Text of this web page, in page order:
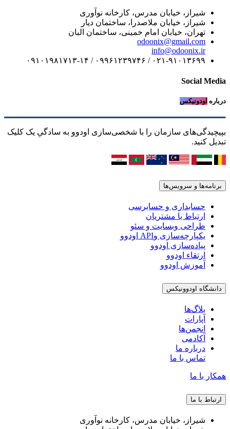
شیراز، خیابان مدرس، کارخانه نوآوری
شیراز، خیابان ملاصدرا، ساختمان دیار
تهران، خیابان امام خمینی، ساختمان البان
odoonix@gmail.com
info@odoonix.ir
۰۲۱-۹۱۰۱۳۶۹۹ / ۰۹۹۶۱۲۳۹۷۴۶ / ۰۹۱۰۱۹۸۱۷۱۳-۱۴
Social Media
درباره اودونیکس
بپیچیدگی‌های سازمان را با شخصی‌سازی اودوو به سادگیِ یک کلیک
تبدیل کنید.
برنامه‌ها و سرویس‌ها
حسابداری و حسابرسی
ارتباط با مشتریان
طراحی وبسایت و سئو
یکپارچه‌سازی وAPI اودوو
پیاده‌سازی اودوو
ارتقاء اودوو
آموزش اودوو
دانشگاه اودوونیکس
بلاگ‌ها
آپارات
انجمن‌ها
آکادمی
درباره ما
تماس با ما
همکار با ما
ارتباط با ما
شیراز، خیابان مدرس، کارخانه نوآوری